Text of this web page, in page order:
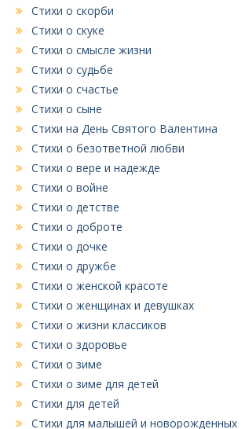
Стихи о скорби
Стихи о скуке
Стихи о смысле жизни
Стихи о судьбе
Стихи о счастье
Стихи о сыне
Стихи на День Святого Валентина
Стихи о безответной любви
Стихи о вере и надежде
Стихи о войне
Стихи о детстве
Стихи о доброте
Стихи о дочке
Стихи о дружбе
Стихи о женской красоте
Стихи о женщинах и девушках
Стихи о жизни классиков
Стихи о здоровье
Стихи о зиме
Стихи о зиме для детей
Стихи для детей
Стихи для малышей и новорожденных